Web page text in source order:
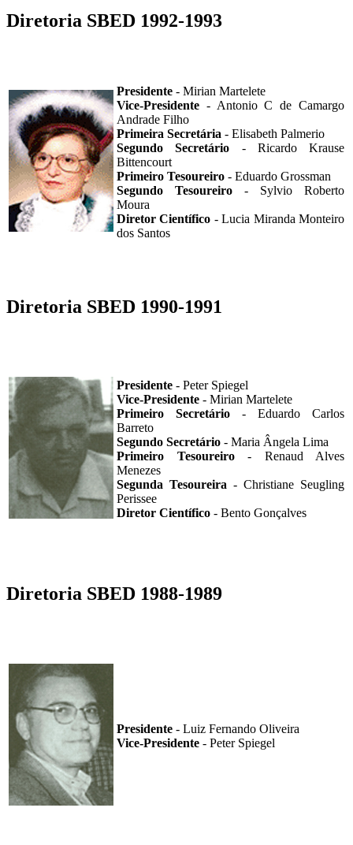
Diretoria SBED 1992-1993
Presidente - Mirian Martelete
Vice-Presidente - Antonio C de Camargo
Andrade Filho
Primeira Secretária - Elisabeth Palmerio
Segundo Secretário - Ricardo Krause
Bittencourt
Primeiro Tesoureiro - Eduardo Grossman
Segundo Tesoureiro - Sylvio Roberto
Moura
Diretor Científico - Lucia Miranda Monteiro
dos Santos
Diretoria SBED 1990-1991
Presidente - Peter Spiegel
Vice-Presidente - Mirian Martelete
Primeiro Secretário - Eduardo Carlos
Barreto
Segundo Secretário - Maria Ângela Lima
Primeiro Tesoureiro- Renaud Alves
Menezes
Segunda Tesoureira - Christiane Seugling
Perissee
Diretor Científico - Bento Gonçalves
Diretoria SBED 1988-1989
Presidente - Luiz Fernando Oliveira
Vice-Presidente - Peter Spiegel